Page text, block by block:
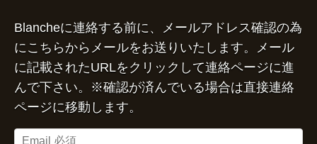
Blancheに連絡する前に、メールアドレス確認の為
にこちらからメールをお送りいたします。メール
に記載されたURLをクリックして連絡ページに進
んで下さい。※確認が済んでいる場合は直接連絡
ページに移動します。